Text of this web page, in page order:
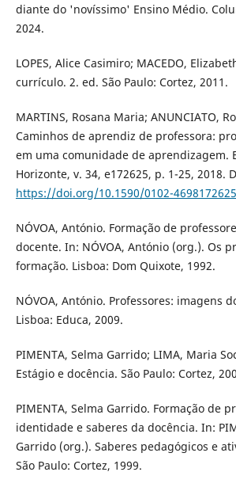
diante do 'novíssimo' Ensino Médio.
2024.
LOPES, Alice Casimiro; MACEDO,
currículo. 2. ed. São Paulo: Cortez, 2011.
MARTINS, Rosana Maria; ANUNCIATO,
Caminhos de aprendiz de professora:
em uma comunidade de aprendizagem.
Horizonte, v. 34, e172625, p. 1-25, 2018.
https://doi.org/10.1590/0102-4698172625
NÓVOA, António. Formação de
docente. In: NÓVOA, António (org.). Os
formação. Lisboa: Dom Quixote, 1992.
NÓVOA, António. Professores: imagens
Lisboa: Educa, 2009.
PIMENTA, Selma Garrido; LIMA, Maria
Estágio e docência. São Paulo: Cortez,
PIMENTA, Selma Garrido. Formação de
identidade e saberes da docência. In:
Garrido (org.). Saberes pedagógicos e
São Paulo: Cortez, 1999.